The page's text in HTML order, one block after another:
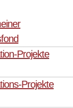
Projekte
Projekte
Region um